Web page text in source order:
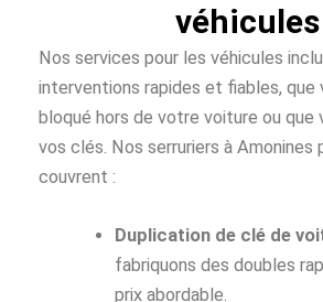
véhicules
Nos services pour les véhicules
interventions rapides et fiables, que
bloqué hors de votre voiture ou que
vos clés. Nos serruriers à Amonines
couvrent :
Duplication de clé de
fabriquons des doubles
prix abordable.